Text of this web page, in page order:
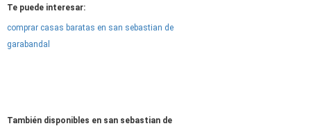
Te puede interesar:
comprar casas baratas en san sebastian de
garabandal
También disponibles en san sebastian de